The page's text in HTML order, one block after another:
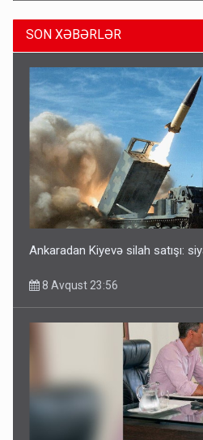
Azərbaycan bundan hər il 3
8 Avqust 23:33
SON XƏBƏRLƏR
Ankaradan Kiyevə silah satışı:
8 Avqust 23:56